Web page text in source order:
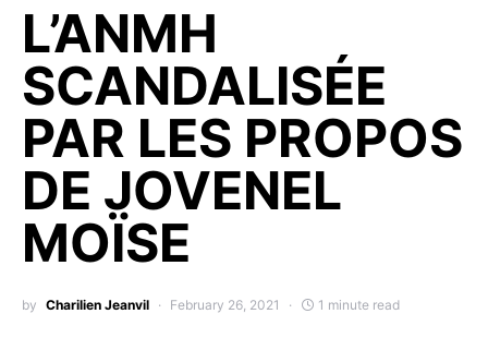
L’ANMH
SCANDALISÉE
PAR LES PROPOS
DE JOVENEL
MOÏSE
by Charilien Jeanvil February 26, 2021 1 minute read